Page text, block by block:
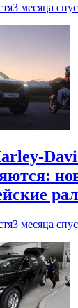
3 месяца
3 месяца